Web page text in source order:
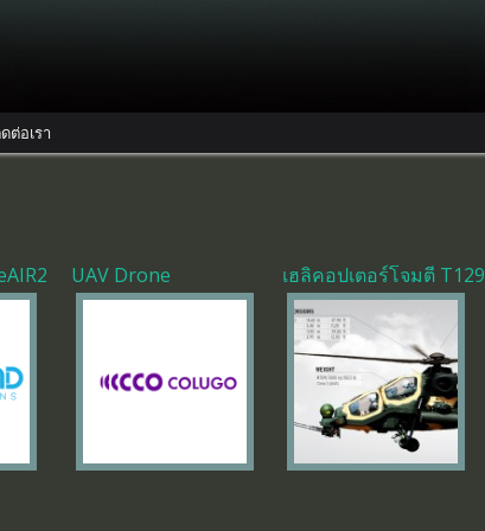
ต่อเรา
UAV Drone เฮลิคอปเตอร์โจมตี T129